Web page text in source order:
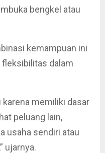
bengkel atau
kemampuan ini
dalam
karena memiliki dasar
peluang lain,
usaha sendiri atau
ujarnya.